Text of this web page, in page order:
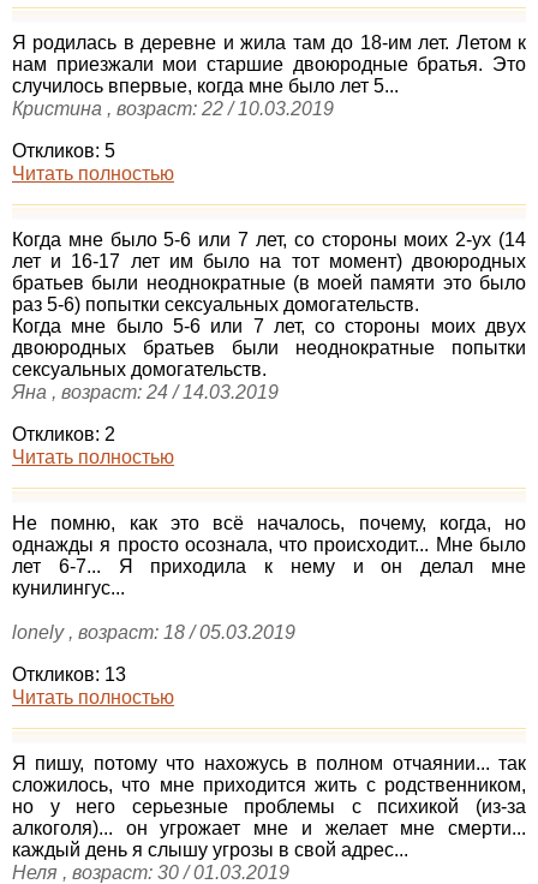
Я родилась в деревне и жила там до 18-им лет. Летом к
нам приезжали мои старшие двоюродные братья. Это
случилось впервые, когда мне было лет 5...
Кристина , возраст: 22 / 10.03.2019
Откликов: 5
Читать полностью
Когда мне было 5-6 или 7 лет, со стороны моих 2-ух (14
лет и 16-17 лет им было на тот момент) двоюродных
братьев были неоднократные (в моей памяти это было
раз 5-6) попытки сексуальных домогательств.
Когда мне было 5-6 или 7 лет, со стороны моих двух
двоюродных братьев были неоднократные попытки
сексуальных домогательств.
Яна , возраст: 24 / 14.03.2019
Откликов: 2
Читать полностью
Не помню, как это всё началось, почему, когда, но
однажды я просто осознала, что происходит... Мне было
лет 6-7... Я приходила к нему и он делал мне
кунилингус...
lonely , возраст: 18 / 05.03.2019
Откликов: 13
Читать полностью
Я пишу, потому что нахожусь в полном отчаянии... так
сложилось, что мне приходится жить с родственником,
но у него серьезные проблемы с психикой (из-за
алкоголя)... он угрожает мне и желает мне смерти...
каждый день я слышу угрозы в свой адрес...
Неля , возраст: 30 / 01.03.2019